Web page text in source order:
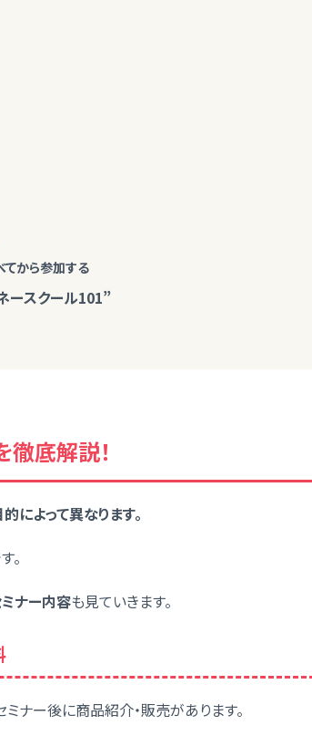
てから参加する
ースクール101”
徹底解説！
的によって異なります。
。
ナー内容も見ていきます。
ナー後に商品紹介・販売があります。